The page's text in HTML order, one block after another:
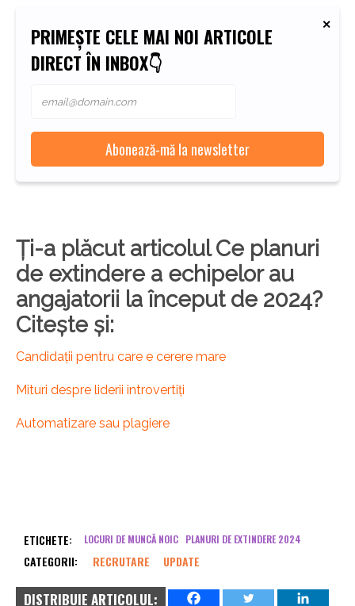
PRIMEȘTE CELE MAI NOI ARTICOLE
DIRECT ÎN INBOX👇
Ți-a plăcut articolul Ce planuri
de extindere a echipelor au
angajatorii la început de 2024?
Citește și:
Candidații pentru care e cerere mare
Mituri despre liderii introvertiți
Automatizare sau plagiere
ETICHETE: LOCURI DE MUNCĂ NOIC PLANURI DE EXTINDERE 2024
CATEGORII: RECRUTARE UPDATE
DISTRIBUIE ARTICOLUL: